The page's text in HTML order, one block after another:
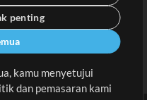
penting
kamu menyetujui
dan pemasaran kami